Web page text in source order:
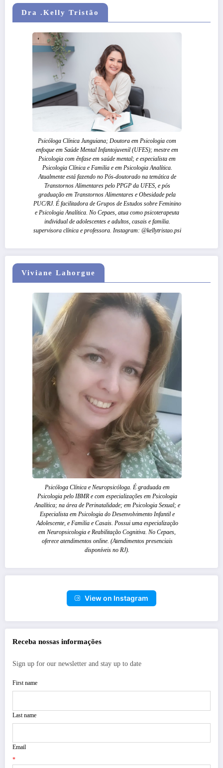
Dra .Kelly Tristão
Psicóloga Clínica Junguiana; Doutora em Psicologia com
enfoque em Saúde Mental Infantojuvenil (UFES); mestre em
Psicologia com ênfase em saúde mental; e especialista em
Psicologia Clínica e Familia e em Psicologia Analítica.
Atualmente está fazendo no Pós-doutorado na temática de
Transtornos Alimentares pelo PPGP da UFES, e pós
graduação em Transtornos Alimentares e Obesidade pela
PUC/RJ. É facilitadora de Grupos de Estudos sobre Feminino
e Psicologia Analítica. No Cepaes, atua como psicoterapeuta
individual de adolescentes e adultos, casais e familia.
supervisora clínica e professora. Instagram: @kellytristao.psi
Viviane Lahorgue
Psicóloga Clínica e Neuropsicóloga. É graduada em
Psicologia pelo IBMR e com especializações em Psicologia
Analítica; na área de Perinatalidade; em Psicologia Sexual; e
Especialista em Psicologia do Desenvolvimento Infantil e
Adolescente, e Familia e Casais. Possui uma especialização
em Neuropsicologia e Reabilitação Cognitiva. No Cepaes,
oferece atendimentos online. (Atendimentos presenciais
disponíveis no RJ).
View on Instagram
Receba nossas informações
Sign up for our newsletter and stay up to date
First name
Last name
Email
*